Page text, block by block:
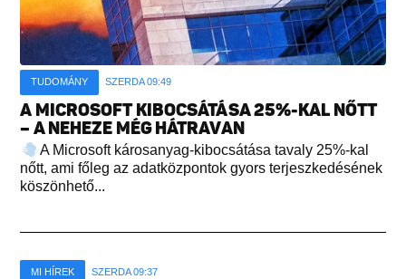
TUDOMÁNY SZERDA 09:49
A MICROSOFT KIBOCSÁTÁSA 25%-KAL NŐTT
– A NEHEZE MÉG HÁTRAVAN
A Microsoft károsanyag-kibocsátása tavaly 25%-kal
nőtt, ami főleg az adatközpontok gyors terjeszkedésének
köszönhető...
MI HÍREK SZERDA 09:37